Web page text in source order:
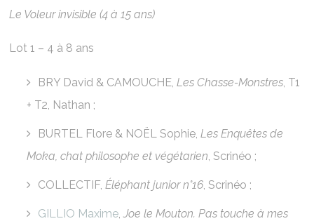
Le Voleur invisible (4 à 15 ans)
Lot 1 – 4 à 8 ans
BRY David & CAMOUCHE,Les Chasse-Monstres, T1
+ T2, Nathan ;
BURTEL Flore & NOËL Sophie,Les Enquêtes de
Moka, chat philosophe et végétarien, Scrinéo ;
COLLECTIF,Éléphant junior n°16, Scrinéo ;
GILLIO Maxime,Joe le Mouton. Pas touche à mes